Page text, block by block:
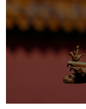
文化艺术
景区网站建设